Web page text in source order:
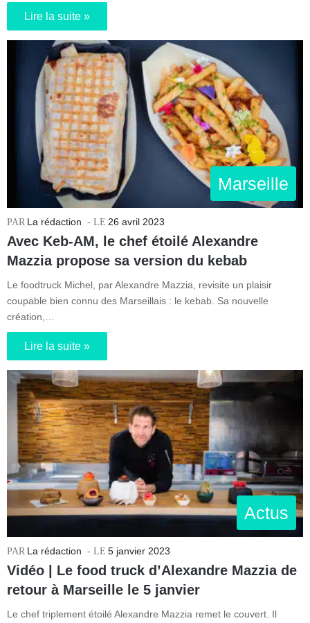
Lire la suite »
Marseille
La rédaction 26 avril 2023
Avec Keb-AM, le chef étoilé Alexandre
Mazzia propose sa version du kebab
Le foodtruck Michel, par Alexandre Mazzia, revisite un plaisir
coupable bien connu des Marseillais : le kebab. Sa nouvelle
création,…
Lire la suite »
Actus
La rédaction 5 janvier 2023
Vidéo | Le food truck d’Alexandre Mazzia de
retour à Marseille le 5 janvier
Le chef triplement étoilé Alexandre Mazzia remet le couvert. Il